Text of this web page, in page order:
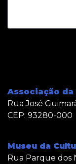
Associação da
Rua José
CEP: 93280-000
Museu da
Rua Parque dos